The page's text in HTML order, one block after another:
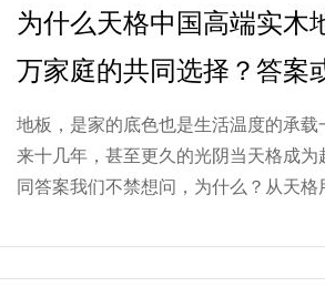
为什么天格中国高端实木
万家庭的共同选择？答
地板，是家的底色也是生活温度的承
来十几年，甚至更久的光阴当天格成
同答案我们不禁想问，为什么？从天
中...